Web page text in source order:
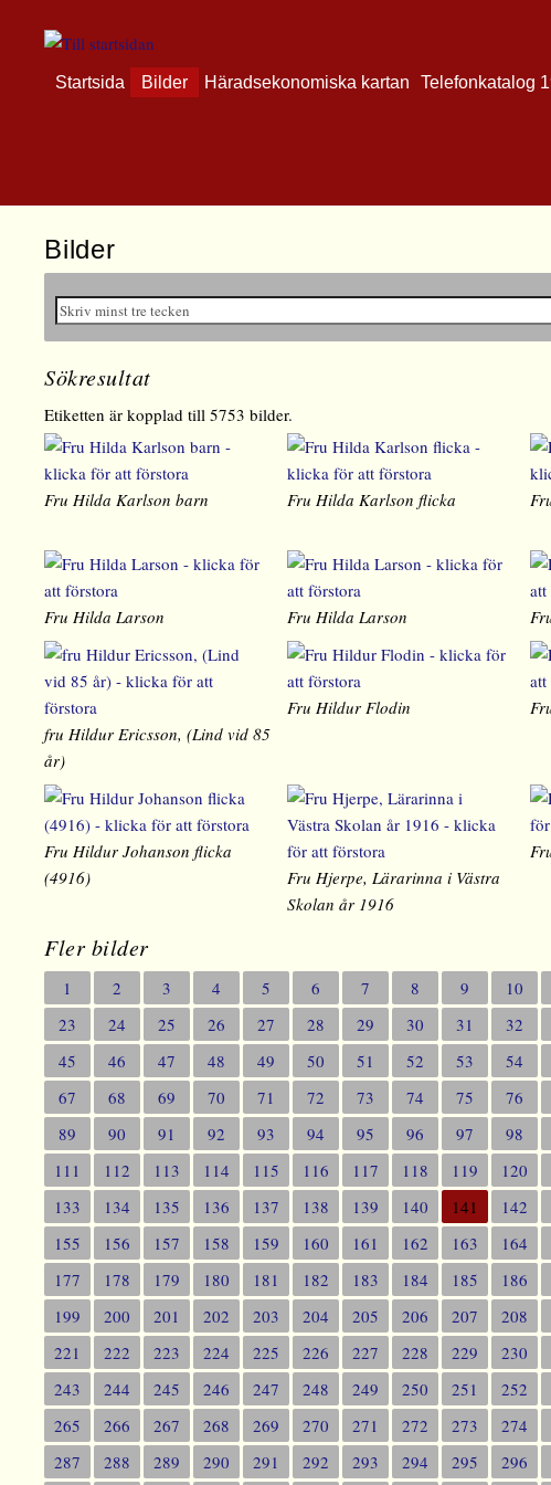
Startsida Bilder Häradsekonomiska kartan Telefonkatalog
Bilder
Sökresultat
Etiketten är kopplad till 5753 bilder.
Fru Hilda Karlson barn Fru Hilda Karlson flicka
Fru Hilda Larson Fru Hilda Larson
fru Hildur Ericsson, (Lind vid 85
år)
Fru Hildur Flodin
Fru Hildur Johanson flicka
(4916)
Fru Hjerpe, Lärarinna i Västra
Skolan år 1916
Fler bilder
1 2 3 4 5 6 7 8 9 10
23
24 25 26 27 28 29 30 31 32
45
46 47 48 49 50 51 52 53 54
67
68 69 70 71 72 73 74 75 76
89
90 91 92 93 94 95 96 97 98
111
112 113 114 115 116 117 118 119 120
133
134 135 136 137 138 139 140 141 142
155
156 157 158 159 160 161 162 163 164
177
178 179 180 181 182 183 184 185 186
199
200 201 202 203 204 205 206 207 208
221
222 223 224 225 226 227 228 229 230
243
244 245 246 247 248 249 250 251 252
265
266 267 268 269 270 271 272 273 274
287
288 289 290 291 292 293 294 295 296